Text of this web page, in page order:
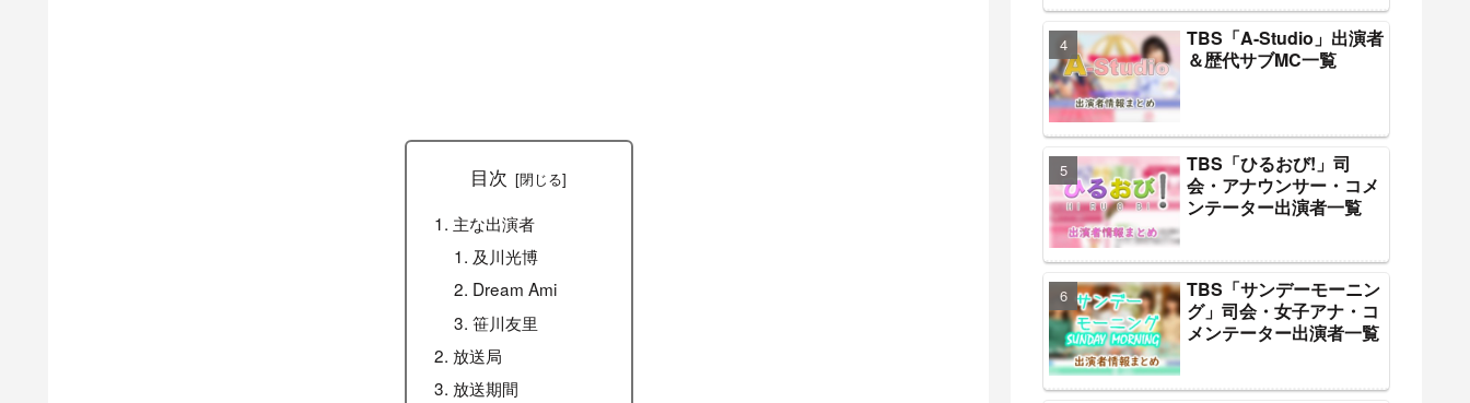
目次
主な出演者
及川光博
Dream Ami
笹川友里
放送局
放送期間
TBS「A-Studio」出演者
＆歴代サブMC一覧
TBS「ひるおび!」司
会・アナウンサー・コメ
ンテーター出演者一覧
TBS「サンデーモーニン
グ」司会・女子アナ・コ
メンテーター出演者一覧